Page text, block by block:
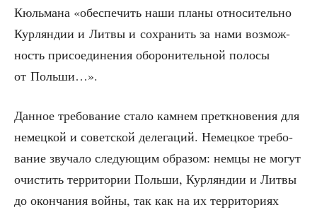
Кюль­ма­на «обес­пе­чить наши пла­ны отно­си­тель­но
Кур­лян­дии и Лит­вы и сохра­нить за нами воз­мож­
ность при­со­еди­не­ния обо­ро­ни­тель­ной поло­сы
от Польши…».
Дан­ное тре­бо­ва­ние ста­ло кам­нем пре­ткно­ве­ния для
немец­кой и совет­ской деле­га­ций. Немец­кое тре­бо­
ва­ние зву­ча­ло сле­ду­ю­щим обра­зом: нем­цы не могут
очи­стить тер­ри­то­рии Поль­ши, Кур­лян­дии и Лит­вы
до окон­ча­ния вой­ны, так как на их тер­ри­то­ри­ях